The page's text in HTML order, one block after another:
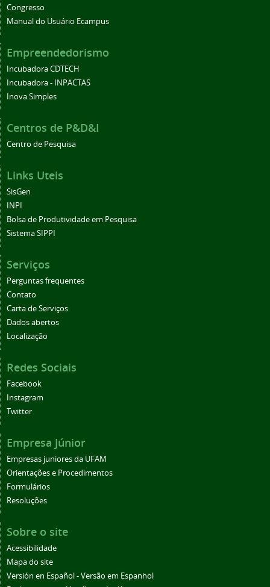
Congresso
Manual do Usuário Ecampus
Empreendedorismo
Incubadora CDTECH
Incubadora - INPACTAS
Inova Simples
Centros de P&D&I
Centro de Pesquisa
Links Uteis
SisGen
INPI
Bolsa de Produtividade em Pesquisa
Sistema SIPPI
Serviços
Perguntas frequentes
Contato
Carta de Serviços
Dados abertos
Localização
Redes Sociais
Facebook
Instagram
Twitter
Empresa Júnior
Empresas juniores da UFAM
Orientações e Procedimentos
Formulários
Resoluções
Sobre o site
Acessibilidade
Mapa do site
Versión en Español - Versão em Espanhol